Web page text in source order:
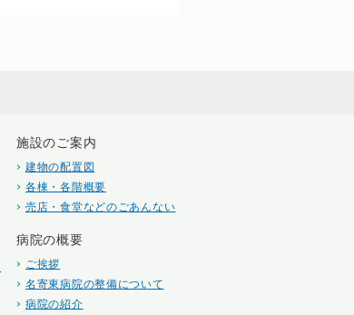
施設のご案内
建物の配置図
各棟・各階概要
売店・食堂などのごあんない
病院の概要
ご挨拶
名寄東病院の整備について
病院の紹介